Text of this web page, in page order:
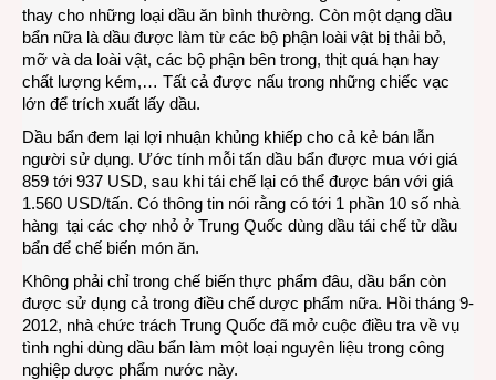
thay cho những loại dầu ăn bình thường. Còn một dạng dầu
bẩn nữa là dầu được làm từ các bộ phận loài vật bị thải bỏ,
mỡ và da loài vật, các bộ phận bên trong, thịt quá hạn hay
chất lượng kém,… Tất cả được nấu trong những chiếc vạc
lớn để trích xuất lấy dầu.
Dầu bẩn đem lại lợi nhuận khủng khiếp cho cả kẻ bán lẫn
người sử dụng. Ước tính mỗi tấn dầu bẩn được mua với giá
859 tới 937 USD, sau khi tái chế lại có thể được bán với giá
1.560 USD/tấn. Có thông tin nói rằng có tới 1 phần 10 số nhà
hàng tại các chợ nhỏ ở Trung Quốc dùng dầu tái chế từ dầu
bẩn để chế biến món ăn.
Không phải chỉ trong chế biến thực phẩm đâu, dầu bẩn còn
được sử dụng cả trong điều chế dược phẩm nữa. Hồi tháng 9-
2012, nhà chức trách Trung Quốc đã mở cuộc điều tra về vụ
tình nghi dùng dầu bẩn làm một loại nguyên liệu trong công
nghiệp dược phẩm nước này.